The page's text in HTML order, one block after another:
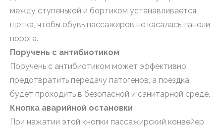
между ступенькой и бортиком устанавливается
щетка, чтобы обувь пассажиров не касалась панели
порога.
Поручень с антибиотиком
Поручень с антибиотиком может эффективно
предотвратить передачу патогенов, а поездка
будет проходить в безопасной и санитарной среде.
Кнопка аварийной остановки
При нажатии этой кнопки пассажирский конвейер